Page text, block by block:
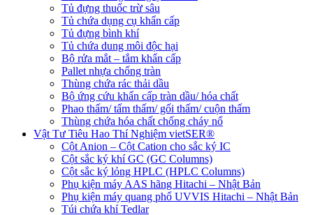
Tủ đựng thuốc trừ sâu
Tủ chứa dụng cụ khẩn cấp
Tủ đựng bình khí
Tủ chứa dung môi độc hại
Bộ rửa mắt – tắm khẩn cấp
Pallet nhựa chống tràn
Thùng chứa rác thải dầu
Bộ ứng cứu khẩn cấp tràn dầu/ hóa chất
Phao thấm/ tấm thấm/ gối thấm/ cuộn thấm
Thùng chứa hóa chất chống cháy nổ
Vật Tư Tiêu Hao Thí Nghiệm vietSER®
Cột Anion – Cột Cation cho sắc ký IC
Cột sắc ký khí GC (GC Columns)
Cột sắc ký lỏng HPLC (HPLC Columns)
Phụ kiện máy AAS hãng Hitachi – Nhật Bản
Phụ kiện máy quang phổ UVVIS Hitachi – Nhật Bản
Túi chứa khí Tedlar